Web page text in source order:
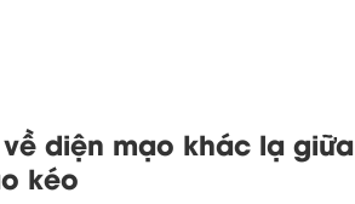
diện mạo khác lạ giữa
kéo